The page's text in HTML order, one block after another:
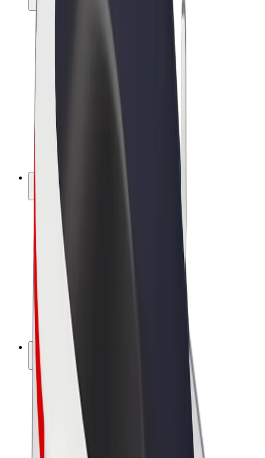
Bolt Drive
Bolt cégeknek
E-kerékpárok
Bolt Plus
Keress a Bolttal
Sofőrök
Sofőr kereset
Futárok
Futár kereset
Bolt Food kereskedők
Flották
Franchise-ok
A Bolt-ról
Karrier
A Boltról
Fenntarthatóság a Boltnál
Project Zero